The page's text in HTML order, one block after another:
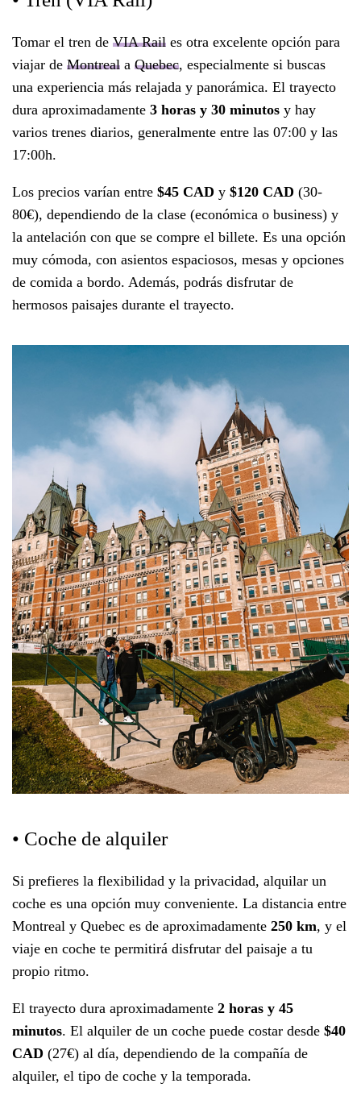
Tomar el tren de VIA Rail es otra excelente opción para
viajar de Montreal a Quebec, especialmente si buscas
una experiencia más relajada y panorámica. El trayecto
dura aproximadamente 3 horas y 30 minutos y hay
varios trenes diarios, generalmente entre las 07:00 y las
17:00h.
Los precios varían entre $45 CAD y $120 CAD (30-
80€), dependiendo de la clase (económica o business) y
la antelación con que se compre el billete. Es una opción
muy cómoda, con asientos espaciosos, mesas y opciones
de comida a bordo. Además, podrás disfrutar de
hermosos paisajes durante el trayecto.
• Coche de alquiler
Si prefieres la flexibilidad y la privacidad, alquilar un
coche es una opción muy conveniente. La distancia entre
Montreal y Quebec es de aproximadamente 250 km, y el
viaje en coche te permitirá disfrutar del paisaje a tu
propio ritmo.
El trayecto dura aproximadamente 2 horas y 45
minutos. El alquiler de un coche puede costar desde $40
CAD (27€) al día, dependiendo de la compañía de
alquiler, el tipo de coche y la temporada.